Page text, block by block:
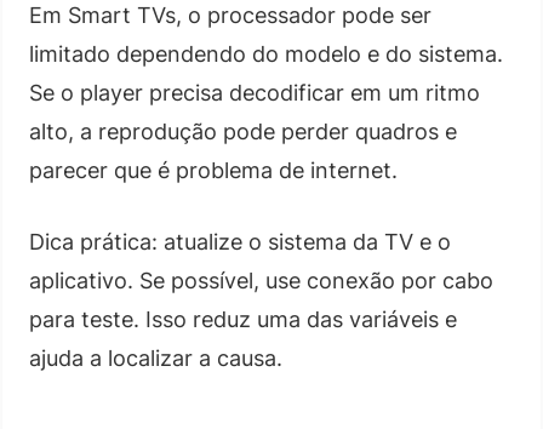
Em Smart TVs, o processador pode ser
limitado dependendo do modelo e do sistema.
Se o player precisa decodificar em um ritmo
alto, a reprodução pode perder quadros e
parecer que é problema de internet.
Dica prática: atualize o sistema da TV e o
aplicativo. Se possível, use conexão por cabo
para teste. Isso reduz uma das variáveis e
ajuda a localizar a causa.